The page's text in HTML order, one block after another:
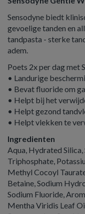
Sensodyne biedt
gevoelige tanden en
tandpasta - sterke
adem.
Poets 2x per dag met
• Landurige
• Bevat fluoride om
• Helpt bij het
• Helpt gezond
• Helpt vlekken te
Ingredienten
Aqua, Hydrated
Triphosphate,
Methyl Cocoyl
Betaine, Sodium
Sodium Fluoride,
Mentha Viridis Leaf